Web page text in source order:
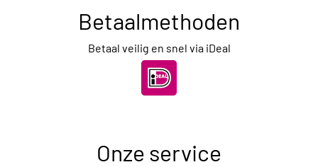
Betaalmethoden
Betaal veilig en snel via iDeal
Onze service